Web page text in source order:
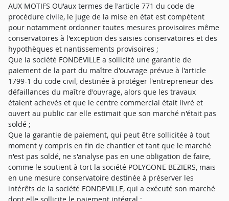
AUX MOTIFS OU'aux termes de l'article 771 du code de
procédure civile, le juge de la mise en état est compétent
pour notamment ordonner toutes mesures provisoires même
conservatoires à l'exception des saisies conservatoires et des
hypothèques et nantissements provisoires ;
Que la société FONDEVILLE a sollicité une garantie de
paiement de la part du maître d'ouvrage prévue à l'article
1799-1 du code civil, destinée à protéger l'entrepreneur des
défaillances du maître d'ouvrage, alors que les travaux
étaient achevés et que le centre commercial était livré et
ouvert au public car elle estimait que son marché n'était pas
soldé ;
Que la garantie de paiement, qui peut être sollicitée à tout
moment y compris en fin de chantier et tant que le marché
n'est pas soldé, ne s'analyse pas en une obligation de faire,
comme le soutient à tort la société POLYGONE BEZIERS, mais
en une mesure conservatoire destinée à préserver les
intérêts de la société FONDEVILLE, qui a exécuté son marché